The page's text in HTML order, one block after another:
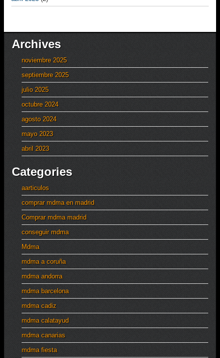
Archives
noviembre 2025
septiembre 2025
julio 2025
octubre 2024
agosto 2024
mayo 2023
abril 2023
Categories
aarticulos
comprar mdma en madrid
Comprar mdma madrid
conseguir mdma
Mdma
mdma a coruña
mdma andorra
mdma barcelona
mdma cadiz
mdma calatayud
mdma canarias
mdma fiesta